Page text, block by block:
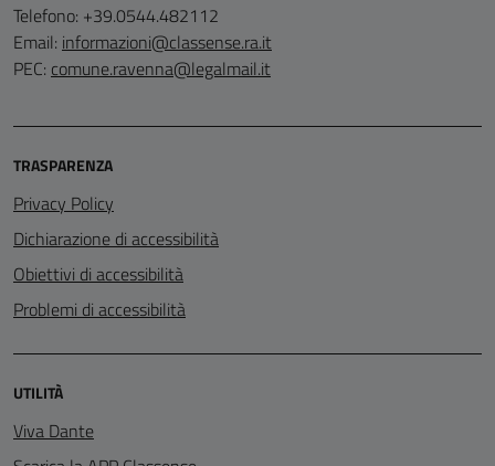
Telefono: +39.0544.482112
Email: informazioni@classense.ra.it
PEC: comune.ravenna@legalmail.it
TRASPARENZA
Privacy Policy
Dichiarazione di accessibilità
Obiettivi di accessibilità
Problemi di accessibilità
UTILITÀ
Viva Dante